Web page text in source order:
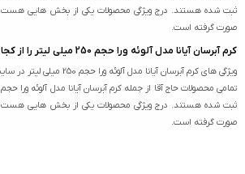
ثبت شده هستند. درج ویژگی محصولات یکی از بخش هایی هست
صورت گرفته است.
کرم آبرسان آیانا مدل آلوئه ورا حجم 250 میلی لیتر را از کجا و چگونه تهیه کنم؟
ویژگی های کرم آبرسان آیانا مدل آلوئه ورا حجم 250 میلی لیتر در سایت حاج آقا درج شده است.
ثبت شده هستند. درج ویژگی محصولات یکی از بخش هایی هست
صورت گرفته است.